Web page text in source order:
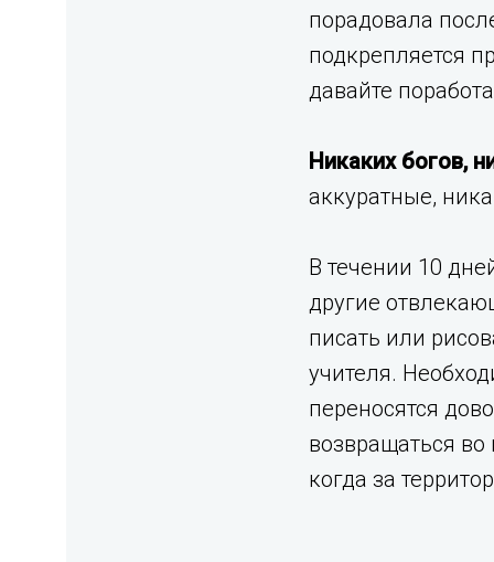
порадовала
подкрепляется
давайте
Никаких богов,
аккуратные,
В течении 10
другие
писать или
учителя.
переносятся
возвращаться
когда за